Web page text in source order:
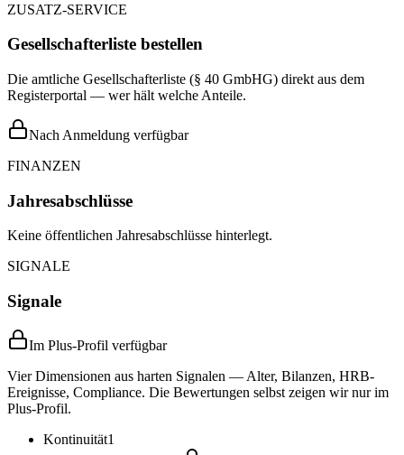
ZUSATZ-SERVICE
Gesellschafterliste bestellen
Die amtliche Gesellschafterliste (§ 40 GmbHG) direkt aus dem
Registerportal — wer hält welche Anteile.
Nach Anmeldung verfügbar
FINANZEN
Jahresabschlüsse
Keine öffentlichen Jahresabschlüsse hinterlegt.
SIGNALE
Signale
Im Plus-Profil verfügbar
Vier Dimensionen aus harten Signalen — Alter, Bilanzen, HRB-
Ereignisse, Compliance. Die Bewertungen selbst zeigen wir nur im
Plus-Profil.
Kontinuität1